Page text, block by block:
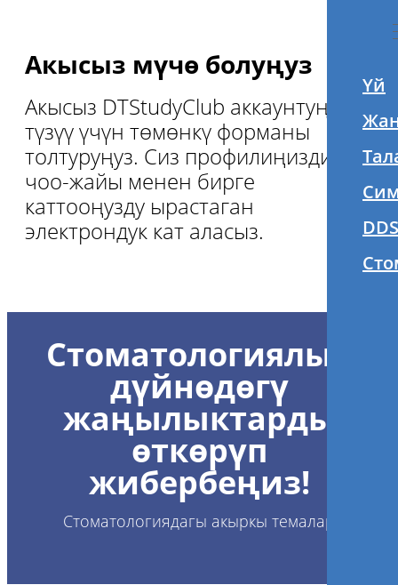
Үй
Акысыз мүчө болуңуз
Акысыз DTStudyClub аккаунтуңузду
түзүү үчүн төмөнкү форманы
толтуруңуз. Сиз профилиңиздин
чоо-жайы менен бирге
каттооңузду ырастаган
электрондук кат аласыз.
Стоматологиялык
дүйнөдөгү
жаңылыктарды
өткөрүп
жибербеңиз!
Стоматологиядагы акыркы темалар